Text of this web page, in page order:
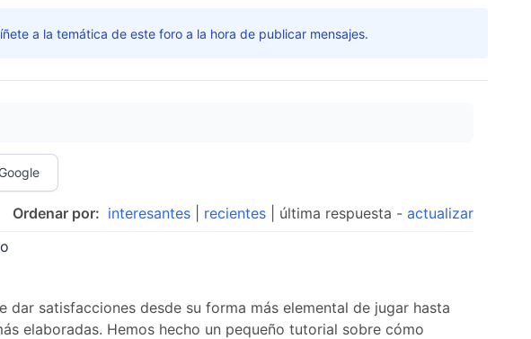
a la temática de este foro a la hora de publicar mensajes.
Ordenar por: interesantes recientes | última respuesta - actualizar
dar satisfacciones desde su forma más elemental de jugar hasta
elaboradas. Hemos hecho un pequeño tutorial sobre cómo